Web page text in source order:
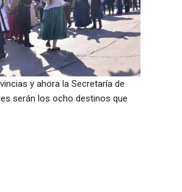
y ahora la Secretaría de
serán los ocho destinos que